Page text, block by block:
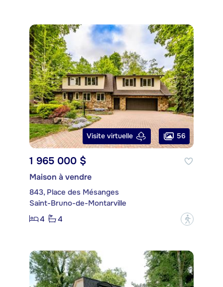
Visite virtuelle 56
1 965 000 $
Maison à vendre
843, Place des Mésanges
Saint-Bruno-de-Montarville
4
4 ?